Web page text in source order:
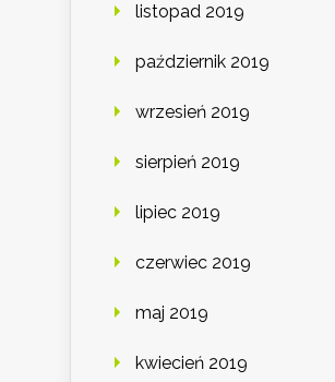
listopad 2019
październik 2019
wrzesień 2019
sierpień 2019
lipiec 2019
czerwiec 2019
maj 2019
kwiecień 2019